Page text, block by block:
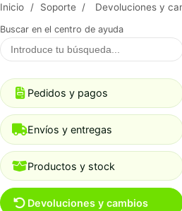
Inicio / Soporte / Devoluciones y
Buscar en el centro de ayuda
Pedidos y pagos
Envíos y entregas
Productos y stock
Devoluciones y cambios